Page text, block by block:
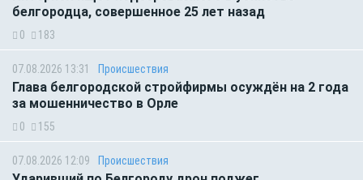
белгородца, совершенное 25 лет назад
0 183
07.08.2026 13:31 Происшествия
Глава белгородской стройфирмы осуждён на 2 года
за мошенничество в Орле
0 155
07.08.2026 12:09 Происшествия